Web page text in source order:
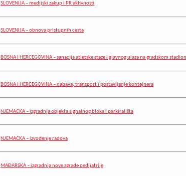
SLOVENIJA – medijski zakup i PR aktivnosti
SLOVENIJA – obnova pristupnih cesta
BOSNA I HERCEGOVINA – sanacija atletske staze i glavnog ulaza na gradskom
BOSNA I HERCEGOVINA – nabava, transport i postavljanje kontejnera
NJEMAČKA – izgradnja objekta signalnog bloka i parkirališta
NJEMAČKA – izvođenje radova
MAĐARSKA – izgradnja nove zgrade pedijatrije